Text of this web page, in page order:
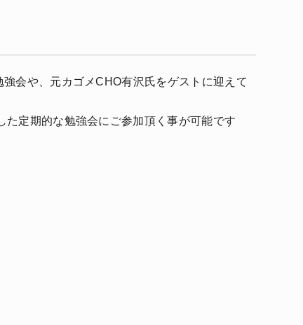
会や、元カゴメCHO有沢氏をゲストに迎えて
定期的な勉強会にご参加頂く事が可能です